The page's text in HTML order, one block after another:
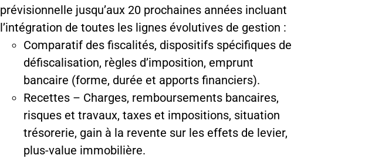
prévisionnelle jusqu’aux 20 prochaines années incluant
l’intégration de toutes les lignes évolutives de gestion :
Comparatif des fiscalités, dispositifs spécifiques de
défiscalisation, règles d’imposition, emprunt
bancaire (forme, durée et apports financiers).
Recettes – Charges, remboursements bancaires,
risques et travaux, taxes et impositions, situation
trésorerie, gain à la revente sur les effets de levier,
plus-value immobilière.